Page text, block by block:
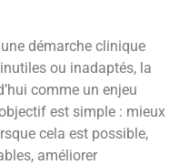
démarche clinique
ou inadaptés, la
comme un enjeu
est simple : mieux
cela est possible,
améliorer